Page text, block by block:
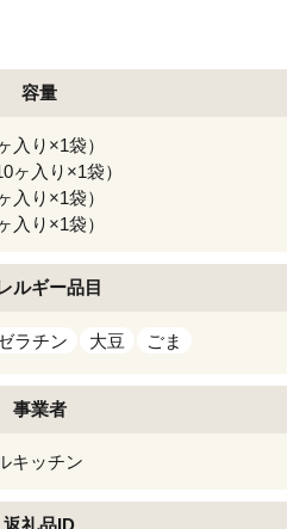
容量
入り×1袋）
ヶ入り×1袋）
入り×1袋）
入り×1袋）
ルギー品目
ラチン 大豆 ごま
事業者
キッチン
返礼品ID